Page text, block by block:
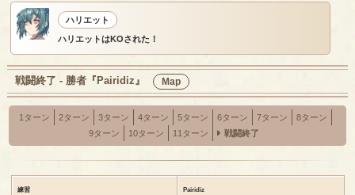
ハリエット
ハリエットはKOされた！
戦闘終了 - 勝者『Pairidiz』 Map
1ターン 2ターン 3ターン 4ターン 5ターン 6ターン 7ターン
8ターン
9ターン
10ターン 11ターン 戦闘終了
練習 Pairidiz